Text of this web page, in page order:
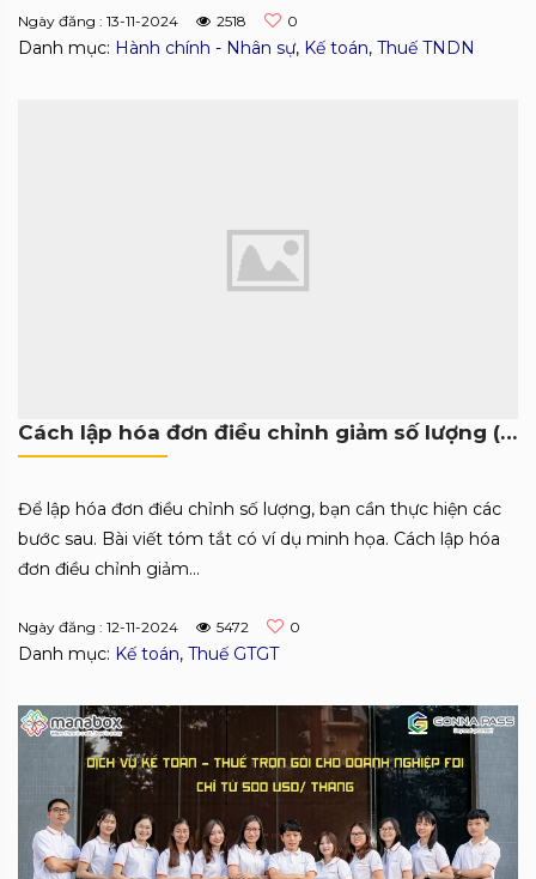
Ngày đăng : 13-11-2024 2518 0
Danh mục: Hành chính - Nhân sự, Kế toán, Thuế TNDN
Cách lập hóa đơn điều chỉnh giảm số lượng (Có ví dụ)
Để lập hóa đơn điều chỉnh số lượng, bạn cần thực hiện các
bước sau. Bài viết tóm tắt có ví dụ minh họa. Cách lập hóa
đơn điều chỉnh giảm...
Ngày đăng : 12-11-2024 5472 0
Danh mục: Kế toán, Thuế GTGT